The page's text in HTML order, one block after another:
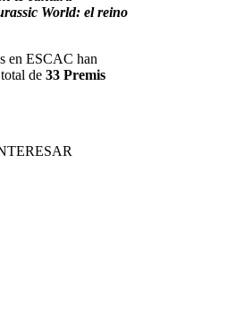
World: el reino
en ESCAC han
de 33 Premis